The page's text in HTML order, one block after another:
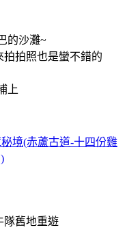
的沙灘~
拍拍照也是蠻不錯的
上
境(赤蘆古道-十四份雞
隊舊地重遊